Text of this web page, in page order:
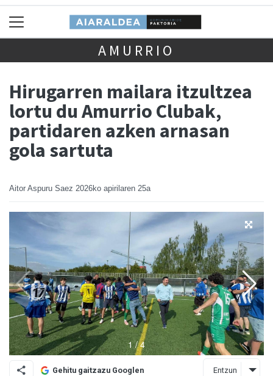
AMURRIO
Hirugarren mailara itzultzea
lortu du Amurrio Clubak,
partidaren azken arnasan
gola sartuta
Aitor Aspuru Saez 2026ko apirilaren 25a
Gehitu gaitzazu Googlen Entzun